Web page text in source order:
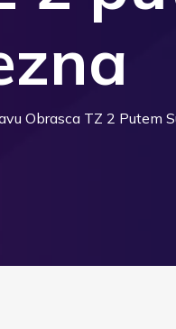
Obrasca TZ 2 Putem